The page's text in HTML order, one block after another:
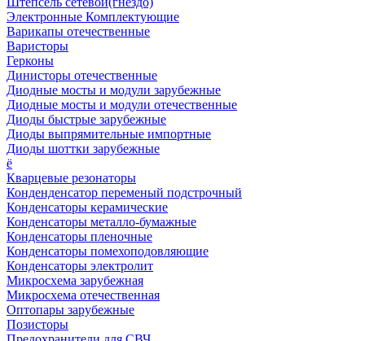
Электронные Комплектующие
Варикапы отечественные
Варисторы
Герконы
Динисторы отечественные
Диодные мосты и модули зарубежные
Диодные мосты и модули отечественные
Диоды быстрые зарубежные
Диоды выпрямительные импортные
Диоды шоттки зарубежные
ё
Кварцевые резонаторы
Конденденсатор переменый подстрочный
Конденсаторы керамические
Конденсаторы металло-бумажные
Конденсаторы пленочные
Конденсаторы помехоподовляющие
Конденсаторы электролит
Микросхема зарубежная
Микросхема отечественная
Оптопары зарубежные
Позисторы